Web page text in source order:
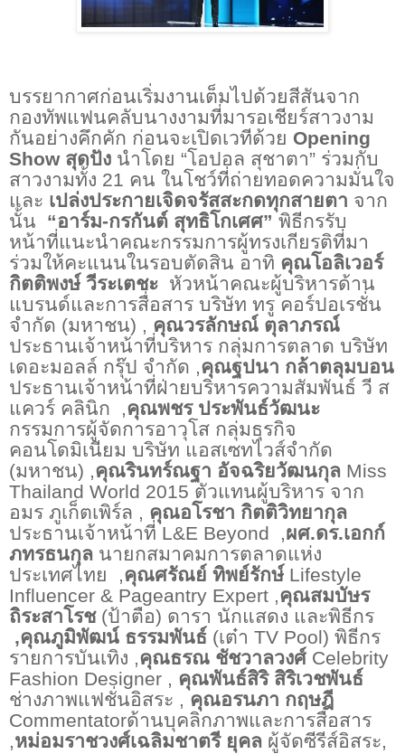
บรรยากาศก่อนเริ่มงานเต็มไปด้วยสีสันจาก
กองทัพแฟนคลับนางงามที่มารอเชียร์สาวงาม
กันอย่างคึกคัก ก่อนจะเปิดเวทีด้วย Opening
Show สุดปัง นำโดย “โอปอล สุชาตา” ร่วมกับ
สาวงามทั้ง 21 คน ในโชว์ที่ถ่ายทอดความมั่นใจ
และ เปล่งประกายเจิดจรัสสะกดทุกสายตา จาก
นั้น “อาร์ม-กรกันต์ สุทธิโกเศศ” พิธีกรรับ
หน้าที่แนะนำคณะกรรมการผู้ทรงเกียรติที่มา
ร่วมให้คะแนนในรอบตัดสิน อาทิ คุณโอลิเวอร์
กิตติพงษ์ วีระเตชะ หัวหน้าคณะผู้บริหารด้าน
แบรนด์และการสื่อสาร บริษัท ทรู คอร์ปอเรชั่น
จำกัด (มหาชน) , คุณวรลักษณ์ ตุลาภรณ์
ประธานเจ้าหน้าที่บริหาร กลุ่มการตลาด บริษัท
เดอะมอลล์ กรุ๊ป จำกัด ,คุณฐปนา กล้าตลุมบอน
ประธานเจ้าหน้าที่ฝ่ายบริหารความสัมพันธ์ วี ส
แควร์ คลินิก
,คุณพชร ประพันธ์วัฒนะ
กรรมการผู้จัดการอาวุโส กลุ่มธุรกิจ
คอนโดมิเนียม บริษัท แอสเซทไวส์จำกัด
(มหาชน) ,คุณรินทร์ณฐา อัจฉริยวัฒนกุล Miss
Thailand World 2015 ตัวแทนผู้บริหาร จาก
อมร ภูเก็ตเพิร์ล , คุณอโรชา กิตติวิทยากุล
ประธานเจ้าหน้าที่ L&E Beyond ,ผศ.ดร.เอกก์
ภทรธนกุล นายกสมาคมการตลาดแห่ง
ประเทศไทย
,คุณศรัณย์ ทิพย์รักษ์ Lifestyle
Influencer & Pageantry Expert ,คุณสมบัษร
ถิระสาโรช(ป้าตือ) ดารา นักแสดง และพิธีกร
,คุณภูมิพัฒน์ ธรรมพันธ์ (เต๋า TV Pool) พิธีกร
รายการบันเทิง ,คุณธรณ ชัชวาลวงศ์ Celebrity
Fashion Designer , คุณพันธ์สิริ สิริเวชพันธ์
ช่างภาพแฟชั่นอิสระ , คุณอรนภา กฤษฎี
Commentatorด้านบุคลิกภาพและการสื่อสาร
,หม่อมราชวงศ์เฉลิมชาตรี ยุคล ผู้จัดซีรีส์อิสระ,